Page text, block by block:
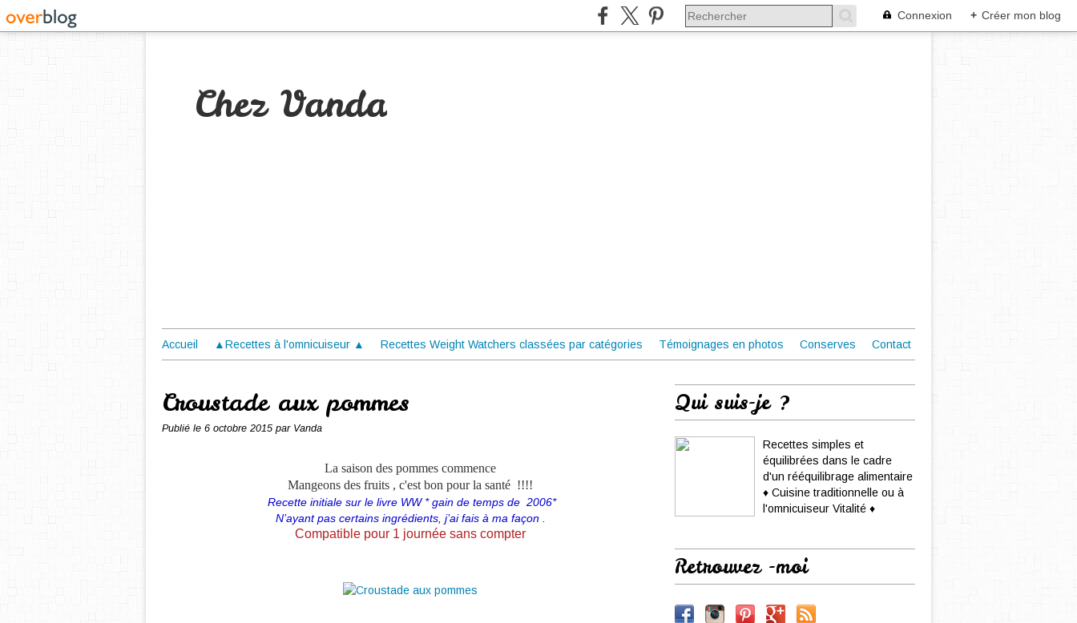
Connexion + Créer mon blog
Chez Vanda
Accueil ▲Recettes à l'omnicuiseur ▲ Recettes Weight Watchers classées par catégories Témoignages en photos Conserves Contact
Croustade aux pommes
Publié le 6 octobre 2015 par Vanda
La saison des pommes commence
Mangeons des fruits , c'est bon pour la santé !!!!
Recette initiale sur le livre WW * gain de temps de 2006*
N’ayant pas certains ingrédients, j’ai fais à ma façon .
Compatible pour 1 journée sans compter
Qui suis-je ?
Recettes simples et
équilibrées dans le cadre
d'un rééquilibrage alimentaire
♦ Cuisine traditionnelle ou à
l'omnicuiseur Vitalité ♦
Retrouvez -moi